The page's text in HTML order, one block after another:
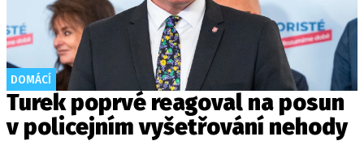
DOMÁCÍ
Turek poprvé reagoval na posun
v policejním vyšetřování nehody